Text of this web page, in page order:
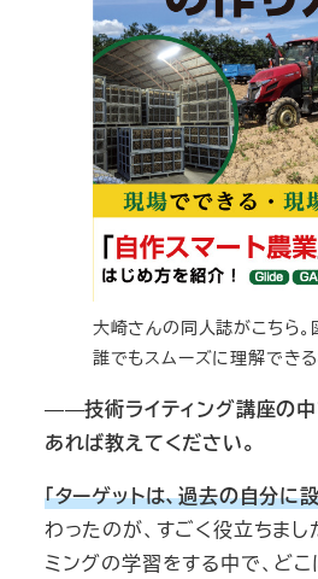
大崎さんの同人誌がこちら。
誰でもスムーズに理解できる
――技術ライティング講座の
あれば教えてください。
「ターゲットは、過去の自分に
わったのが、すごく役立ちまし
ミングの学習をする中で、ど